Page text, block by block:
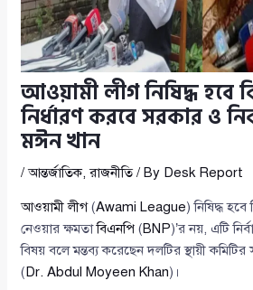
আওয়ামী লীগ নিষিদ্ধ হবে
নির্ধারণ করবে সরকার ও
মঈন খান
/আন্তর্জাতিক,রাজনীতি/ By Desk Report
আওয়ামী লীগ(Awami League) নিষিদ্ধ হবে
নেওয়ার ক্ষমতাবিএনপি (BNP)’র নয়, এটি
বিষয় বলে মন্তব্য করেছেন দলটির স্থায়ী
( Dr. Abdul Moyeen Khan)।